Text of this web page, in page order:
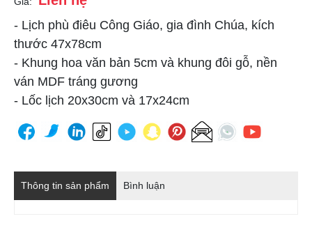
- Lịch phù điêu Công Giáo, gia đình Chúa, kích
thước 47x78cm
- Khung hoa văn bản 5cm và khung đôi gỗ, nền
ván MDF tráng gương
- Lốc lịch 20x30cm và 17x24cm
Thông tin sản phẩm Bình luận